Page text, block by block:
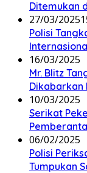
Ditemukan
27/03/2025
Polisi
16/03/2025
Mr. Blitz
Dikabarkan
10/03/2025
Serikat
06/02/2025
Polisi
Tumpukan